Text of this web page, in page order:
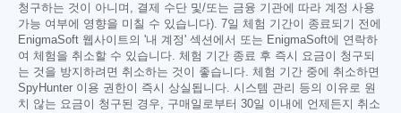
청구하는 것이 아니며, 결제 수단 및/또는 금융 기관에 따라 계정 사용
가능 여부에 영향을 미칠 수 있습니다). 7일 체험 기간이 종료되기 전에
EnigmaSoft 웹사이트의 '내 계정' 섹션에서 또는 EnigmaSoft에 연락하
여 체험을 취소할 수 있습니다. 체험 기간 종료 후 즉시 요금이 청구되
는 것을 방지하려면 취소하는 것이 좋습니다. 체험 기간 중에 취소하면
SpyHunter 이용 권한이 즉시 상실됩니다. 시스템 관리 등의 이유로 원
치 않는 요금이 청구된 경우, 구매일로부터 30일 이내에 언제든지 취소